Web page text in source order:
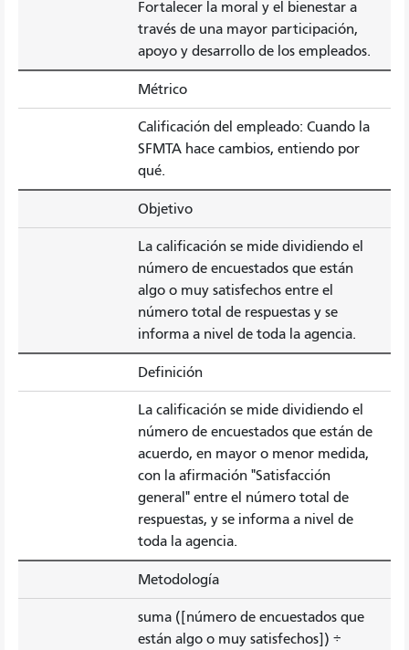
Fortalecer la moral y el bienestar a
través de una mayor participación,
apoyo y desarrollo de los empleados.
Métrico
Calificación del empleado: Cuando la
SFMTA hace cambios, entiendo por
qué.
Objetivo
La calificación se mide dividiendo el
número de encuestados que están
algo o muy satisfechos entre el
número total de respuestas y se
informa a nivel de toda la agencia.
Definición
La calificación se mide dividiendo el
número de encuestados que están de
acuerdo, en mayor o menor medida,
con la afirmación "Satisfacción
general" entre el número total de
respuestas, y se informa a nivel de
toda la agencia.
Metodología
suma ([número de encuestados que
están algo o muy satisfechos]) ÷